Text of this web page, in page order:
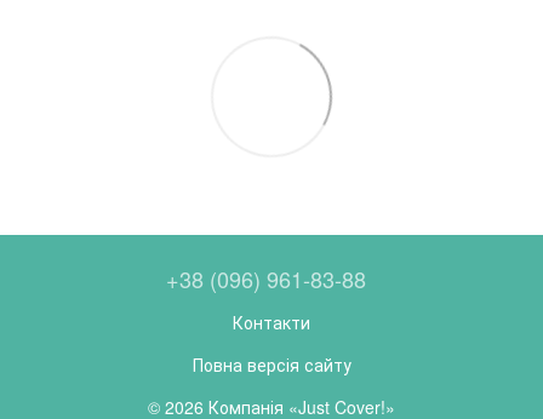
+38 (096) 961-83-88
Контакти
Повна версія сайту
© 2026 Компанія «Just Cover!»